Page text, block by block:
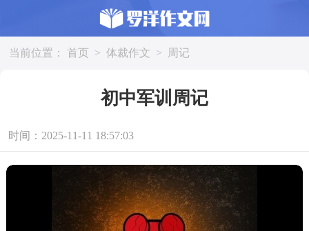
当前位置： 首页 > 体裁作文 > 周记
初中军训周记
时间：2025-11-11 18:57:03